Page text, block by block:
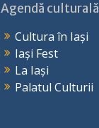
Agendă culturală
Cultura în Iași
Iași Fest
La Iași
Palatul Culturii